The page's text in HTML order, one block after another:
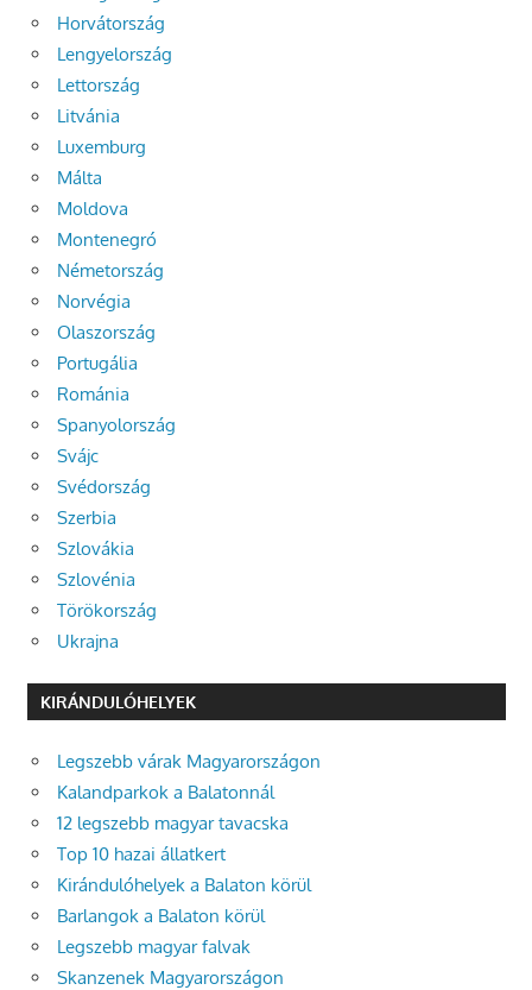
Horvátország
Lengyelország
Lettország
Litvánia
Luxemburg
Málta
Moldova
Montenegró
Németország
Norvégia
Olaszország
Portugália
Románia
Spanyolország
Svájc
Svédország
Szerbia
Szlovákia
Szlovénia
Törökország
Ukrajna
KIRÁNDULÓHELYEK
Legszebb várak Magyarországon
Kalandparkok a Balatonnál
12 legszebb magyar tavacska
Top 10 hazai állatkert
Kirándulóhelyek a Balaton körül
Barlangok a Balaton körül
Legszebb magyar falvak
Skanzenek Magyarországon